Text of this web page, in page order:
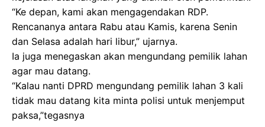
“Ke depan, kami akan mengagendakan RDP.
Rencananya antara Rabu atau Kamis, karena Senin
dan Selasa adalah hari libur,” ujarnya.
Ia juga menegaskan akan mengundang pemilik lahan
agar mau datang.
“Kalau nanti DPRD mengundang pemilik lahan 3 kali
tidak mau datang kita minta polisi untuk menjemput
paksa,”tegasnya